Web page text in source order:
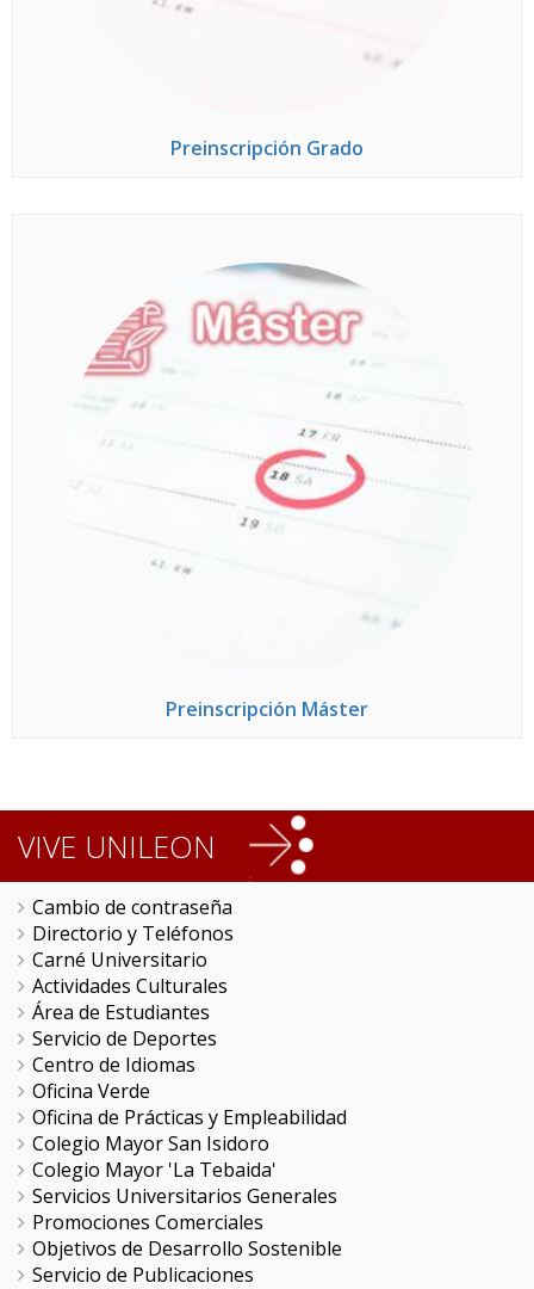
Preinscripción Grado
Preinscripción Máster
VIVE UNILEON
Cambio de contraseña
Directorio y Teléfonos
Carné Universitario
Actividades Culturales
Área de Estudiantes
Servicio de Deportes
Centro de Idiomas
Oficina Verde
Oficina de Prácticas y Empleabilidad
Colegio Mayor San Isidoro
Colegio Mayor 'La Tebaida'
Servicios Universitarios Generales
Promociones Comerciales
Objetivos de Desarrollo Sostenible
Servicio de Publicaciones